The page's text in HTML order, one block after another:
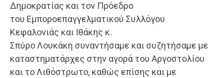
Δημοκρατίας και τον Πρόεδρο
του Εμποροεπαγγελματικού Συλλόγου
Κεφαλονιάς και Ιθάκης κ.
Σπύρο Λουκάκη συναντήσαμε και συζητήσαμε με
καταστηματάρχες στην αγορά του Αργοστολίου
και το Λιθόστρωτο, καθώς επίσης και με